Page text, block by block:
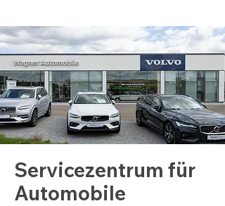
Servicezentrum für
Automobile